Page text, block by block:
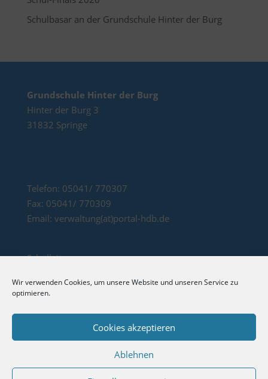
Wir verwenden Cookies, um unsere Website und unseren Service zu
optimieren.
Cookies akzeptieren
Ablehnen
Schulbasar an der Grundschule Hinter der Burg
Grundschule Hinter der Burg
Hinter der Burg 3
31832 Springe
Telefon: 05041/ 770307
Fax: 05041/ 770309
Email: verwaltung(at)portal-hdb.de
Schulleitung:
Frau Eva-Maria Battermann